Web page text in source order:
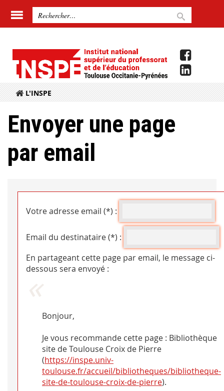
L'INSPE
Envoyer une page
par email
Votre adresse email (*) :
Email du destinataire (*) :
En partageant cette page par email, le message ci-
dessous sera envoyé :
Bonjour,
Je vous recommande cette page : Bibliothèque
site de Toulouse Croix de Pierre
(https://inspe.univ-
toulouse.fr/accueil/bibliotheques/bibliotheque-
site-de-toulouse-croix-de-pierre).